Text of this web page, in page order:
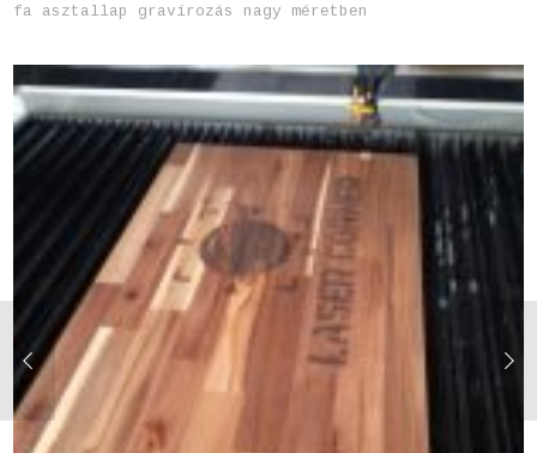
fa asztallap gravírozás nagy méretben